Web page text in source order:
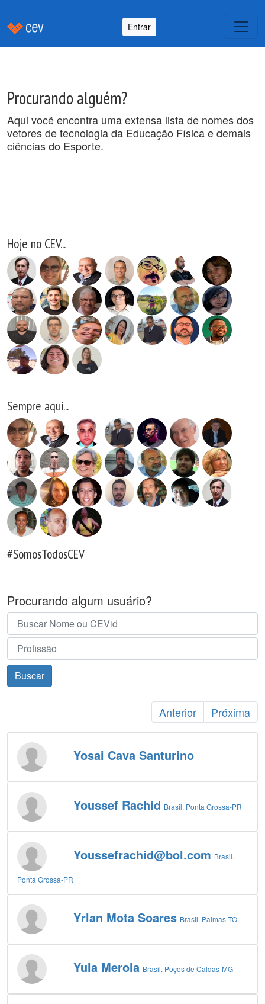
Entrar
Procurando alguém?
Aqui você encontra uma extensa lista de nomes dos
vetores de tecnologia da Educação Física e demais
ciências do Esporte.
Hoje no CEV...
Sempre aqui...
#SomosTodosCEV
Procurando algum usuário?
Buscar
Anterior Próxima
Yosai Cava Santurino
Youssef Rachid Brasil. Ponta Grossa-PR
Youssefrachid@bol.com Brasil.
Ponta Grossa-PR
Yrlan Mota Soares Brasil. Palmas-TO
Yula Merola Brasil. Poços de Caldas-MG